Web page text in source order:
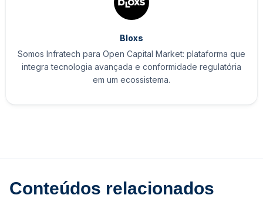
Bloxs
Somos Infratech para Open Capital Market: plataforma que
integra tecnologia avançada e conformidade regulatória
em um ecossistema.
Conteúdos relacionados